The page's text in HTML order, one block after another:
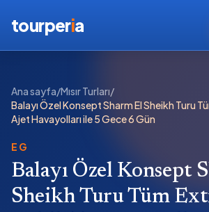
tourperia
Ana sayfa/Mısır Turları/
Balayı Özel Konsept Sharm El Sheikh Turu
Ajet Havayolları ile 5 Gece 6 Gün
EG
Balayı Özel Konsept
Sheikh Turu Tüm